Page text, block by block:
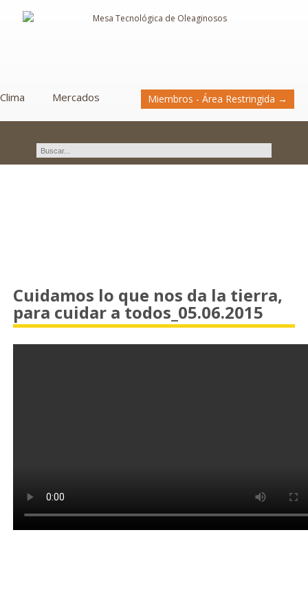
Clima Mercados Miembros - Área Restringida →
Cuidamos lo que nos da la tierra,
para cuidar a todos_05.06.2015